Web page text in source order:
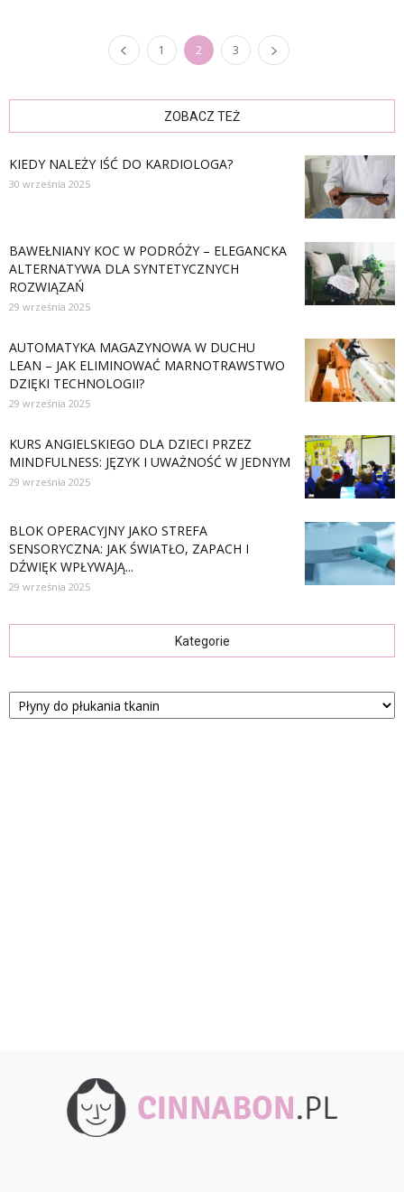
1 2 3
ZOBACZ TEŻ
KIEDY NALEŻY IŚĆ DO KARDIOLOGA?
30 września 2025
BAWEŁNIANY KOC W PODRÓŻY – ELEGANCKA
ALTERNATYWA DLA SYNTETYCZNYCH
ROZWIĄZAŃ
29 września 2025
AUTOMATYKA MAGAZYNOWA W DUCHU
LEAN – JAK ELIMINOWAĆ MARNOTRAWSTWO
DZIĘKI TECHNOLOGII?
29 września 2025
KURS ANGIELSKIEGO DLA DZIECI PRZEZ
MINDFULNESS: JĘZYK I UWAŻNOŚĆ W JEDNYM
29 września 2025
BLOK OPERACYJNY JAKO STREFA
SENSORYCZNA: JAK ŚWIATŁO, ZAPACH I
DŹWIĘK WPŁYWAJĄ...
29 września 2025
Kategorie
Kategorie